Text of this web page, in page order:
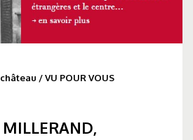
/VU POUR VOUS